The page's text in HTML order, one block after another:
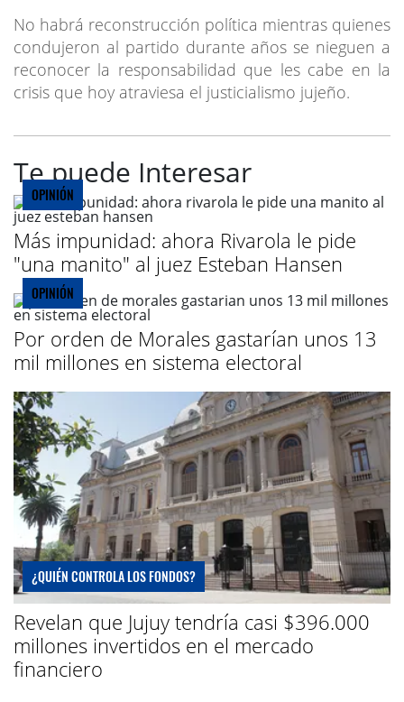
No habrá reconstrucción política mientras quienes
condujeron al partido durante años se nieguen a
reconocer la responsabilidad que les cabe en la
crisis que hoy atraviesa el justicialismo jujeño.
Te puede Interesar
OPINIÓN
Más impunidad: ahora Rivarola le pide
"una manito" al juez Esteban Hansen
OPINIÓN
Por orden de Morales gastarían unos 13
mil millones en sistema electoral
¿QUIÉN CONTROLA LOS FONDOS?
Revelan que Jujuy tendría casi $396.000
millones invertidos en el mercado
financiero